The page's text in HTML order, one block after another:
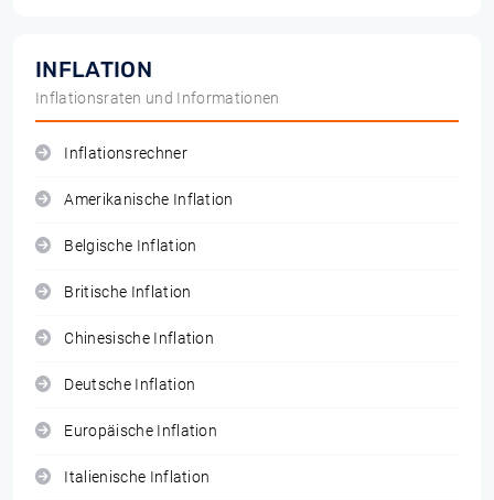
INFLATION
Inflationsraten und Informationen
Inflationsrechner
Amerikanische Inflation
Belgische Inflation
Britische Inflation
Chinesische Inflation
Deutsche Inflation
Europäische Inflation
Italienische Inflation